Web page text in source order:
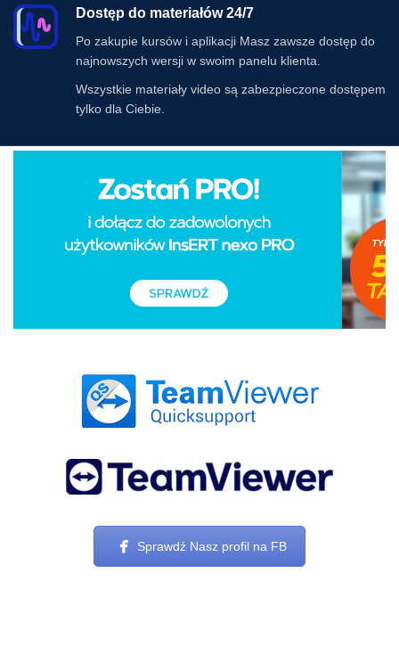
Dostęp do materiałów 24/7
Po zakupie kursów i aplikacji Masz zawsze dostęp do
najnowszych wersji w swoim panelu klienta.
Wszystkie materiały video są zabezpieczone dostępem
tylko dla Ciebie.
Sprawdź Nasz profil na FB